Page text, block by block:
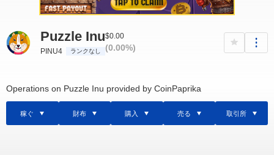
Puzzle Inu
PINU4 ランクなし
$0.00
(0.00%)
Operations on Puzzle Inu provided by CoinPaprika
稼ぐ 財布 購入 売る 取引所